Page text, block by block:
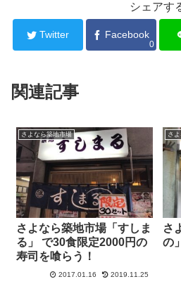
シェアす
Twitter Facebook
0
関連記事
さよなら築地市場
さよなら築地市場「すしま
る」 で30食限定2000円の
寿司を喰らう！
2017.01.16 2019.11.25
さ
さ
の